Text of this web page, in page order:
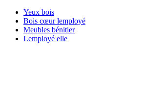
Yeux bois
Bois cœur lemployé
Meubles bénitier
Lemployé elle